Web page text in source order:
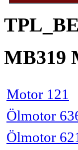
MB319
Motor 121
Ölmotor
Ölmotor